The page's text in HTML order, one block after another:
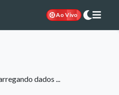
Ao Vivo
dados ...